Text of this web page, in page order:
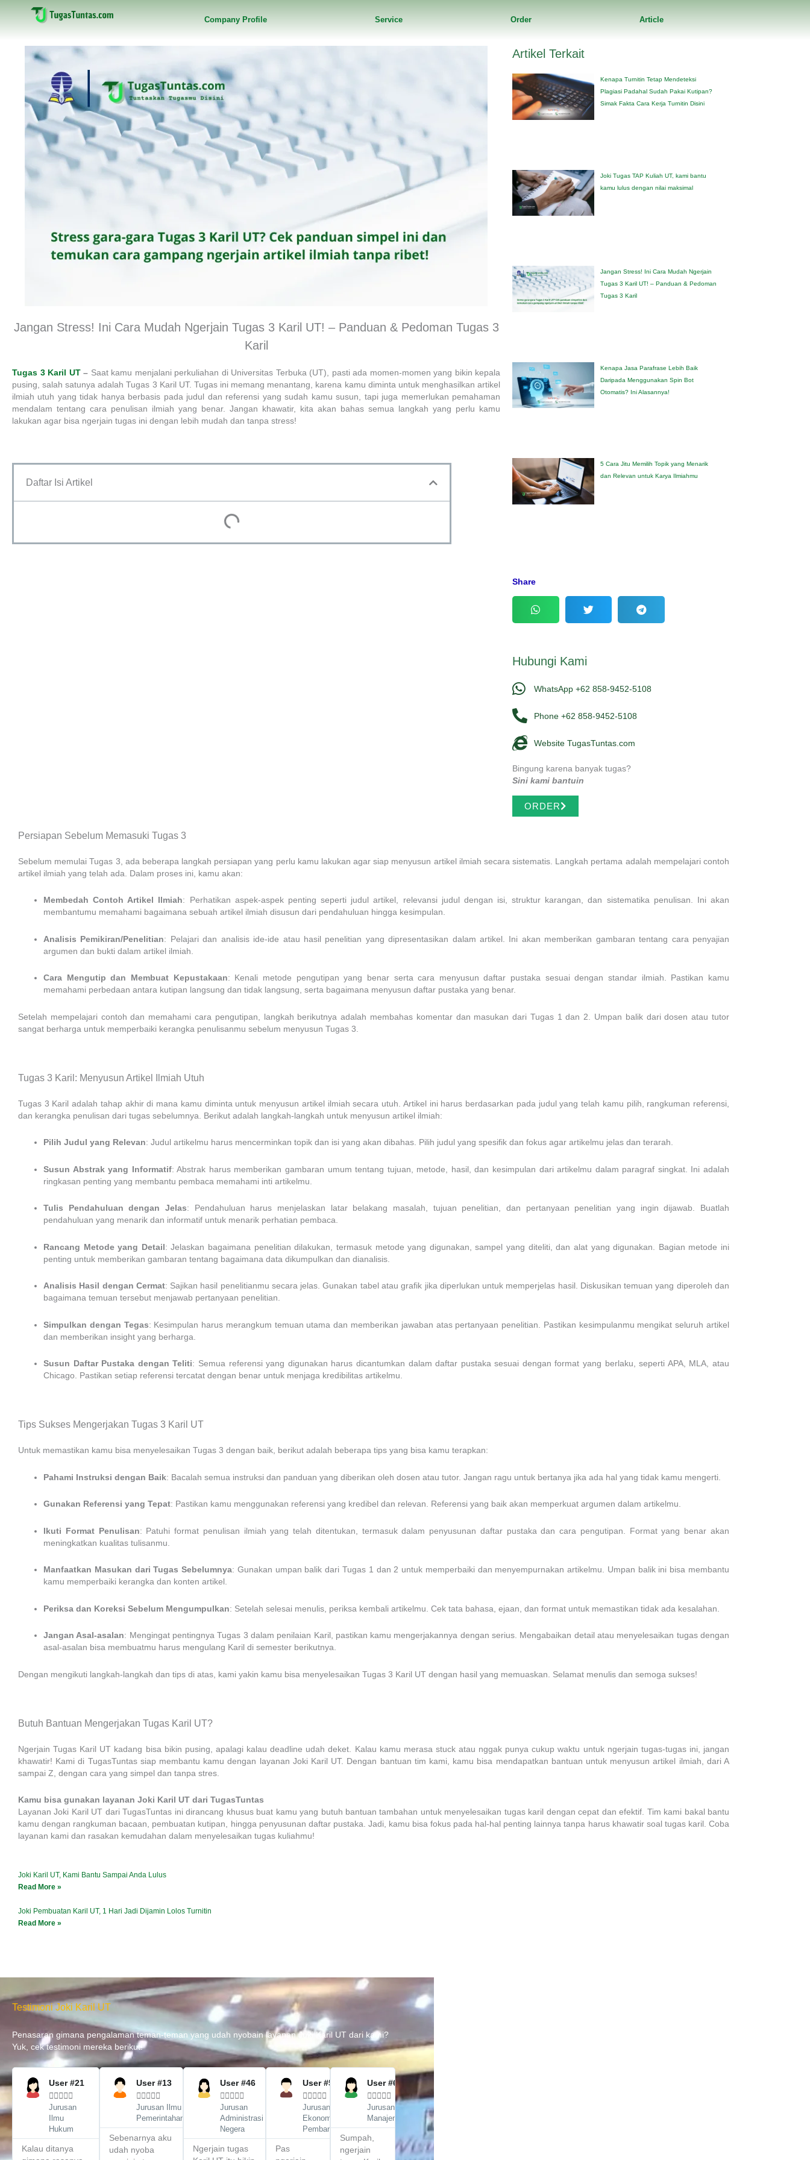
Company Profile Service Order Article
Jangan Stress! Ini Cara Mudah Ngerjain Tugas 3 Karil UT! – Panduan & Pedoman Tugas 3
Karil
Tugas 3 Karil UT– Saat kamu menjalani perkuliahan di Universitas Terbuka (UT), pasti ada momen-momen yang bikin kepala
pusing, salah satunya adalah Tugas 3 Karil UT. Tugas ini memang menantang, karena kamu diminta untuk menghasilkan artikel
ilmiah utuh yang tidak hanya berbasis pada judul dan referensi yang sudah kamu susun, tapi juga memerlukan pemahaman
mendalam tentang cara penulisan ilmiah yang benar. Jangan khawatir, kita akan bahas semua langkah yang perlu kamu
lakukan agar bisa ngerjain tugas ini dengan lebih mudah dan tanpa stress!
Daftar Isi Artikel
Artikel Terkait
Kenapa Turnitin Tetap Mendeteksi
Plagiasi Padahal Sudah Pakai Kutipan?
Simak Fakta Cara Kerja Turnitin Disini
Joki Tugas TAP Kuliah UT, kami bantu
kamu lulus dengan nilai maksimal
Jangan Stress! Ini Cara Mudah Ngerjain
Tugas 3 Karil UT! – Panduan & Pedoman
Tugas 3 Karil
Kenapa Jasa Parafrase Lebih Baik
Daripada Menggunakan Spin Bot
Otomatis? Ini Alasannya!
5 Cara Jitu Memilih Topik yang Menarik
dan Relevan untuk Karya Ilmiahmu
Share
Hubungi Kami
WhatsApp +62 858-9452-5108
Phone +62 858-9452-5108
Website TugasTuntas.com
Bingung karena banyak tugas?
Sini kami bantuin
ORDER
Persiapan Sebelum Memasuki Tugas 3
Sebelum memulai Tugas 3, ada beberapa langkah persiapan yang perlu kamu lakukan agar siap menyusun artikel ilmiah secara sistematis. Langkah pertama adalah mempelajari contoh
artikel ilmiah yang telah ada. Dalam proses ini, kamu akan:
Membedah Contoh Artikel Ilmiah: Perhatikan aspek-aspek penting seperti judul artikel, relevansi judul dengan isi, struktur karangan, dan sistematika penulisan. Ini akan
membantumu memahami bagaimana sebuah artikel ilmiah disusun dari pendahuluan hingga kesimpulan.
Analisis Pemikiran/Penelitian: Pelajari dan analisis ide-ide atau hasil penelitian yang dipresentasikan dalam artikel. Ini akan memberikan gambaran tentang cara penyajian
argumen dan bukti dalam artikel ilmiah.
Cara Mengutip dan Membuat Kepustakaan: Kenali metode pengutipan yang benar serta cara menyusun daftar pustaka sesuai dengan standar ilmiah. Pastikan kamu
memahami perbedaan antara kutipan langsung dan tidak langsung, serta bagaimana menyusun daftar pustaka yang benar.
Setelah mempelajari contoh dan memahami cara pengutipan, langkah berikutnya adalah membahas komentar dan masukan dari Tugas 1 dan 2. Umpan balik dari dosen atau tutor
sangat berharga untuk memperbaiki kerangka penulisanmu sebelum menyusun Tugas 3.
Tugas 3 Karil: Menyusun Artikel Ilmiah Utuh
Tugas 3 Karil adalah tahap akhir di mana kamu diminta untuk menyusun artikel ilmiah secara utuh. Artikel ini harus berdasarkan pada judul yang telah kamu pilih, rangkuman referensi,
dan kerangka penulisan dari tugas sebelumnya. Berikut adalah langkah-langkah untuk menyusun artikel ilmiah:
Pilih Judul yang Relevan: Judul artikelmu harus mencerminkan topik dan isi yang akan dibahas. Pilih judul yang spesifik dan fokus agar artikelmu jelas dan terarah.
Susun Abstrak yang Informatif: Abstrak harus memberikan gambaran umum tentang tujuan, metode, hasil, dan kesimpulan dari artikelmu dalam paragraf singkat. Ini adalah
ringkasan penting yang membantu pembaca memahami inti artikelmu.
Tulis Pendahuluan dengan Jelas: Pendahuluan harus menjelaskan latar belakang masalah, tujuan penelitian, dan pertanyaan penelitian yang ingin dijawab. Buatlah
pendahuluan yang menarik dan informatif untuk menarik perhatian pembaca.
Rancang Metode yang Detail: Jelaskan bagaimana penelitian dilakukan, termasuk metode yang digunakan, sampel yang diteliti, dan alat yang digunakan. Bagian metode ini
penting untuk memberikan gambaran tentang bagaimana data dikumpulkan dan dianalisis.
Analisis Hasil dengan Cermat: Sajikan hasil penelitianmu secara jelas. Gunakan tabel atau grafik jika diperlukan untuk memperjelas hasil. Diskusikan temuan yang diperoleh dan
bagaimana temuan tersebut menjawab pertanyaan penelitian.
Simpulkan dengan Tegas: Kesimpulan harus merangkum temuan utama dan memberikan jawaban atas pertanyaan penelitian. Pastikan kesimpulanmu mengikat seluruh artikel
dan memberikan insight yang berharga.
Susun Daftar Pustaka dengan Teliti: Semua referensi yang digunakan harus dicantumkan dalam daftar pustaka sesuai dengan format yang berlaku, seperti APA, MLA, atau
Chicago. Pastikan setiap referensi tercatat dengan benar untuk menjaga kredibilitas artikelmu.
Tips Sukses Mengerjakan Tugas 3 Karil UT
Untuk memastikan kamu bisa menyelesaikan Tugas 3 dengan baik, berikut adalah beberapa tips yang bisa kamu terapkan:
Pahami Instruksi dengan Baik: Bacalah semua instruksi dan panduan yang diberikan oleh dosen atau tutor. Jangan ragu untuk bertanya jika ada hal yang tidak kamu mengerti.
Gunakan Referensi yang Tepat: Pastikan kamu menggunakan referensi yang kredibel dan relevan. Referensi yang baik akan memperkuat argumen dalam artikelmu.
Ikuti Format Penulisan: Patuhi format penulisan ilmiah yang telah ditentukan, termasuk dalam penyusunan daftar pustaka dan cara pengutipan. Format yang benar akan
meningkatkan kualitas tulisanmu.
Manfaatkan Masukan dari Tugas Sebelumnya: Gunakan umpan balik dari Tugas 1 dan 2 untuk memperbaiki dan menyempurnakan artikelmu. Umpan balik ini bisa membantu
kamu memperbaiki kerangka dan konten artikel.
Periksa dan Koreksi Sebelum Mengumpulkan: Setelah selesai menulis, periksa kembali artikelmu. Cek tata bahasa, ejaan, dan format untuk memastikan tidak ada kesalahan.
Jangan Asal-asalan: Mengingat pentingnya Tugas 3 dalam penilaian Karil, pastikan kamu mengerjakannya dengan serius. Mengabaikan detail atau menyelesaikan tugas dengan
asal-asalan bisa membuatmu harus mengulang Karil di semester berikutnya.
Dengan mengikuti langkah-langkah dan tips di atas, kami yakin kamu bisa menyelesaikan Tugas 3 Karil UT dengan hasil yang memuaskan. Selamat menulis dan semoga sukses!
Butuh Bantuan Mengerjakan Tugas Karil UT?
Ngerjain Tugas Karil UT kadang bisa bikin pusing, apalagi kalau deadline udah deket. Kalau kamu merasa stuck atau nggak punya cukup waktu untuk ngerjain tugas-tugas ini, jangan
khawatir! Kami di TugasTuntas siap membantu kamu dengan layanan Joki Karil UT. Dengan bantuan tim kami, kamu bisa mendapatkan bantuan untuk menyusun artikel ilmiah, dari A
sampai Z, dengan cara yang simpel dan tanpa stres.
Kamu bisa gunakan layanan Joki Karil UT dari TugasTuntas
Layanan Joki Karil UT dari TugasTuntas ini dirancang khusus buat kamu yang butuh bantuan tambahan untuk menyelesaikan tugas karil dengan cepat dan efektif. Tim kami bakal bantu
kamu dengan rangkuman bacaan, pembuatan kutipan, hingga penyusunan daftar pustaka. Jadi, kamu bisa fokus pada hal-hal penting lainnya tanpa harus khawatir soal tugas karil. Coba
layanan kami dan rasakan kemudahan dalam menyelesaikan tugas kuliahmu!
Joki Karil UT, Kami Bantu Sampai Anda Lulus
Read More »
Joki Pembuatan Karil UT, 1 Hari Jadi Dijamin Lolos Turnitin
Read More »
Testimoni Joki Karil UT
Penasaran gimana pengalaman teman-teman yang udah nyobain layanan Joki Karil UT dari kami?
Yuk, cek testimoni mereka berikut!
User #21

Jurusan
Ilmu
Hukum
Read
Kalau ditanya
User #13

Jurusan Ilmu
Pemerintahan
Read
More
Sebenarnya aku
udah nyoba
User #46

Jurusan
Administrasi
Negera
Read
More
Ngerjain tugas
User #54

Jurusan
Ekonomi
Pembangunan
More
Pas
User #63

Jurusan
Manajemen
Read
More
Sumpah,
ngerjain